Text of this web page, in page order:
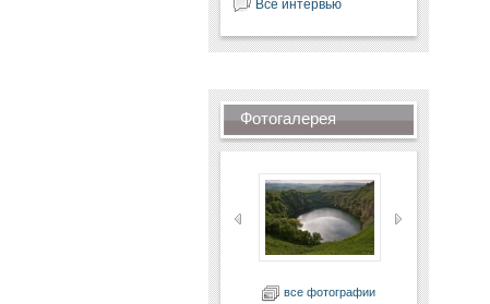
Все интервью
Фотогалерея
все фотографии